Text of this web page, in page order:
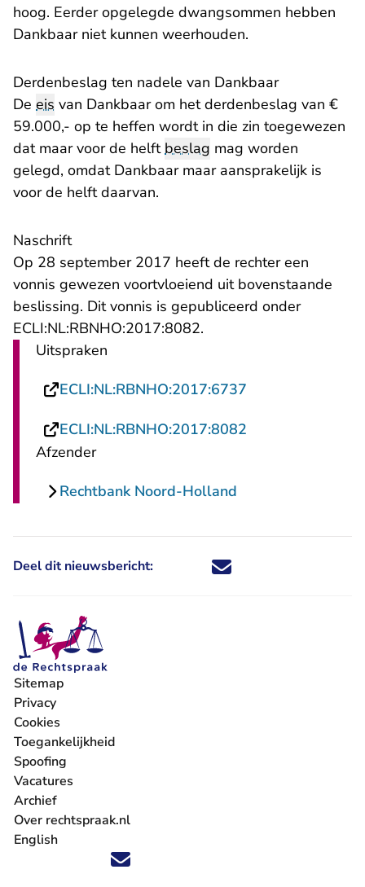
hoog. Eerder opgelegde dwangsommen hebben
Dankbaar niet kunnen weerhouden.
Derdenbeslag ten nadele van Dankbaar
De eis van Dankbaar om het derdenbeslag van €
59.000,- op te heffen wordt in die zin toegewezen
dat maar voor de helftbeslag mag worden
gelegd, omdat Dankbaar maar aansprakelijk is
voor de helft daarvan.
Naschrift
Op 28 september 2017 heeft de rechter een
vonnis gewezen voortvloeiend uit bovenstaande
beslissing. Dit vonnis is gepubliceerd onder
ECLI:NL:RBNHO:2017:8082.
Uitspraken
ECLI:NL:RBNHO:2017:6737
ECLI:NL:RBNHO:2017:8082
Afzender
Rechtbank Noord-Holland
Deel dit nieuwsbericht: Deel dit nieuwsbericht via X -
Deel dit nieuwsbericht via
Deel dit nieuwsbericht
Deel dit
Volg ons op X (Twitter) - U verlaat Rechtspraak.nl
Volg ons op Facebook - U verlaat Rechtspraak.nl
Volg ons op Instagram - U verlaat Rechtspraak.nl
Volg ons op Youtube - U verlaat Rechtspraak.nl
Volg ons op LinkedIn - U verlaat
'Blijf op de hoogte' nieuwsbrief - U verlaat
Sitemap
Privacy
Cookies
Toegankelijkheid
Spoofing
Vacatures
- U verlaat Rechtspraak.nl
Archief
Over rechtspraak.nl
English